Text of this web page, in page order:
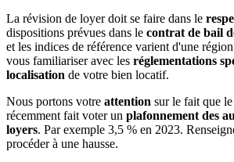
La révision de loyer doit se faire dans le
dispositions prévues dans le contrat de bail
et les indices de référence varient d'une
vous familiariser avec les réglementations
localisation de votre bien locatif.
Nous portons votre attention sur le fait que
récemment fait voter un plafonnement des
loyers. Par exemple 3,5 % en 2023.
procéder à une hausse.